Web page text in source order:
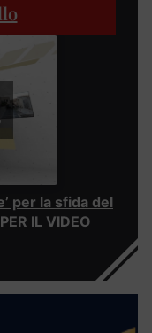
per la sfida del
IL VIDEO